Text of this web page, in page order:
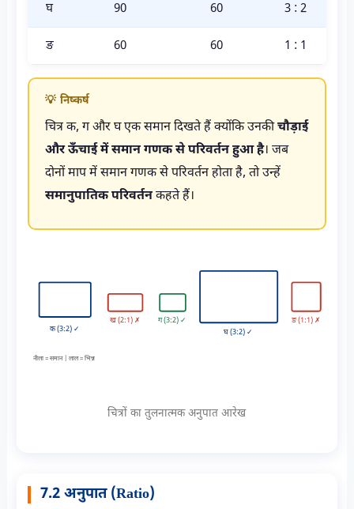
घ 90 60 3 : 2
ङ 60 60 1 : 1
💡 निष्कर्ष
चित्र क, ग और घ एक समान दिखते हैं क्योंकि उनकीचौड़ाई
और ऊँचाई में समान गणक से परिवर्तन हुआ है। जब
दोनों माप में समान गणक से परिवर्तन होता है, तो उन्हें
समानुपातिक परिवर्तनकहते हैं।
क (3:2) ✓
ख (2:1) ✗
ग (3:2) ✓
घ (3:2) ✓
ङ (1:1) ✗
नीला = समान | लाल = भिन्न
चित्रों का तुलनात्मक अनुपात आरेख
7.2 अनुपात (Ratio)